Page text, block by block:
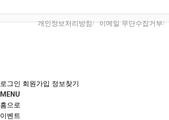
개인정보처리방침 이메일 무단수집거부
로그인 회원가입 정보찾기
MENU
홈으로
이벤트